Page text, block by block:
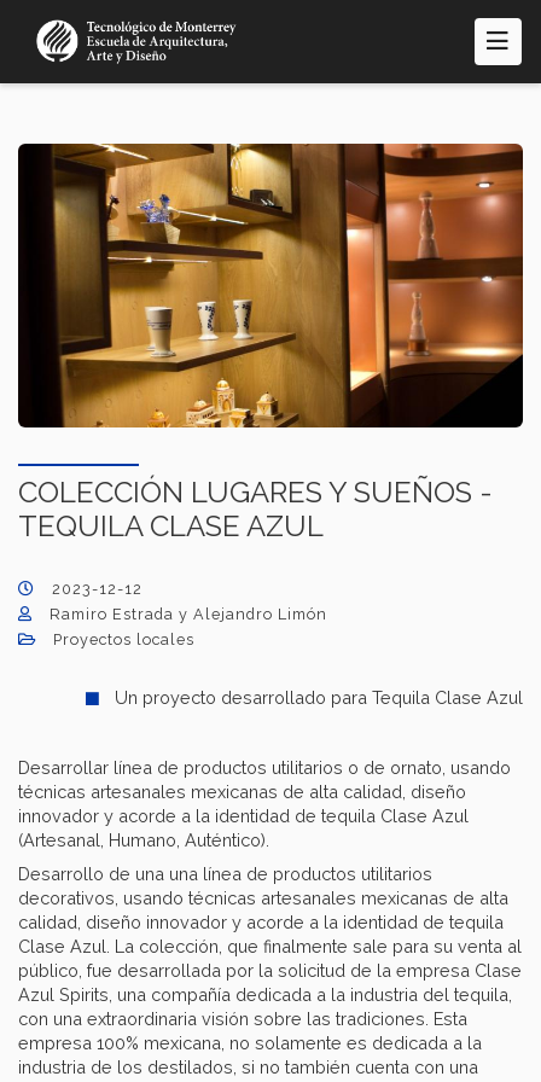
contenido
principal
COLECCIÓN LUGARES Y SUEÑOS -
TEQUILA CLASE AZUL
2023-12-12
Ramiro Estrada y Alejandro Limón
Proyectos locales
Un proyecto desarrollado para Tequila Clase Azul.
Desarrollar línea de productos utilitarios o de ornato, usando
técnicas artesanales mexicanas de alta calidad, diseño
innovador y acorde a la identidad de tequila Clase Azul
(Artesanal, Humano, Auténtico).
Desarrollo de una una línea de productos utilitarios
decorativos, usando técnicas artesanales mexicanas de alta
calidad, diseño innovador y acorde a la identidad de tequila
Clase Azul. La colección, que finalmente sale para su venta al
público, fue desarrollada por la solicitud de la empresa Clase
Azul Spirits, una compañía dedicada a la industria del tequila,
con una extraordinaria visión sobre las tradiciones. Esta
empresa 100% mexicana, no solamente es dedicada a la
industria de los destilados, si no también cuenta con una